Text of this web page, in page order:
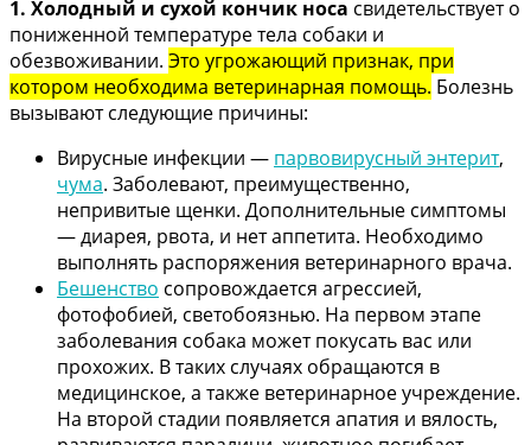
1. Холодный и сухой кончик носа свидетельствует о
пониженной температуре тела собаки и
обезвоживании. Это угрожающий признак, при
котором необходима ветеринарная помощь. Болезнь
вызывают следующие причины:
Вирусные инфекции — парвовирусный энтерит,
чума. Заболевают, преимущественно,
непривитые щенки. Дополнительные симптомы
— диарея, рвота, и нет аппетита. Необходимо
выполнять распоряжения ветеринарного врача.
Бешенство сопровождается агрессией,
фотофобией, светобоязнью. На первом этапе
заболевания собака может покусать вас или
прохожих. В таких случаях обращаются в
медицинское, а также ветеринарное учреждение.
На второй стадии появляется апатия и вялость,